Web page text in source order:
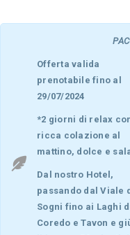
Offerta valida
prenotabile fino al
29/07/2024
*2 giorni di relax
ricca colazione al
mattino, dolce e
Dal nostro Hotel,
passando dal Viale
Sogni fino ai Laghi
Coredo e Tavon e